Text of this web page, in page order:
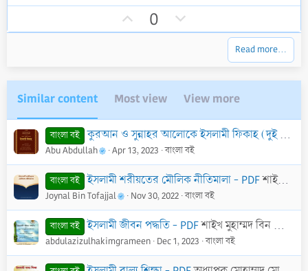
r
s
p
t
e
0
o
v
o
t
e
Read more…
Similar content Most view View more
বাংলা বই কুরআন ও সুন্নাহর আলোকে ইসলামী ফিকাহ (দুই খণ্ড একত্রে) - PDF
Abu Abdullah Apr 13, 2023 বাংলা বই
বাংলা বই ইসলামী শরীয়তের মৌলিক নীতিমালা - PDFশাইখ আব্দুল হামীদ আল-ফাইযী আল-মাদানী
Joynal Bin Tofajjal Nov 30, 2022 বাংলা বই
বাংলা বই ইসলামী জীবন পদ্ধতি - PDFশাইখ মুহাম্মদ বিন জামীল যাইনু
abdulazizulhakimgrameen Dec 1, 2023 বাংলা বই